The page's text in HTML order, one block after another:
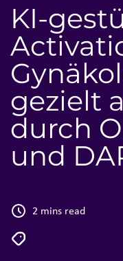
KI-
gezielt
durch
und
2 mins read